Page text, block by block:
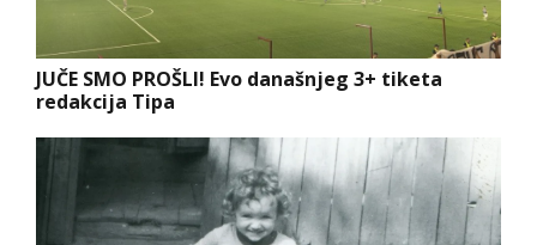
JUČE SMO PROŠLI! Evo današnjeg 3+ tiketa
redakcija Tipa